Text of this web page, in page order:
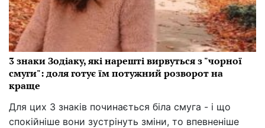
3 знаки Зодіаку, які нарешті вирвуться з "чорної
смуги": доля готує їм потужний розворот на
краще
Для цих 3 знаків починається біла смуга - і що
спокійніше вони зустрінуть зміни, то впевненіше